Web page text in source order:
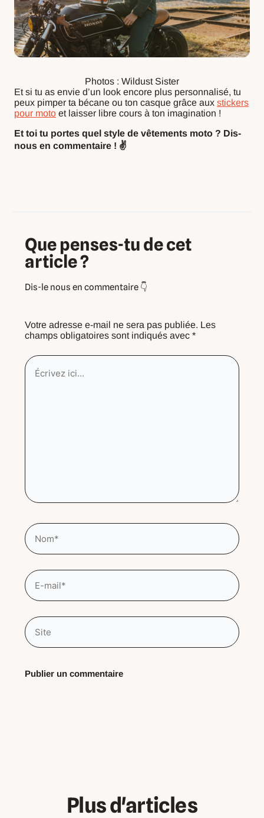
Photos : Wildust Sister
Et si tu as envie d’un look encore plus personnalisé, tu
peux pimper ta bécane ou ton casque grâce aux stickers
pour moto et laisser libre cours à ton imagination !
Et toi tu portes quel style de vêtements moto ? Dis-
nous en commentaire ! ✌️
Que penses-tu de cet
article ?
Votre adresse e-mail ne sera pas publiée. Les
champs obligatoires sont indiqués avec*
Écrivez
ici…
Nom*
E-
mail*
Site
Plus d'articles